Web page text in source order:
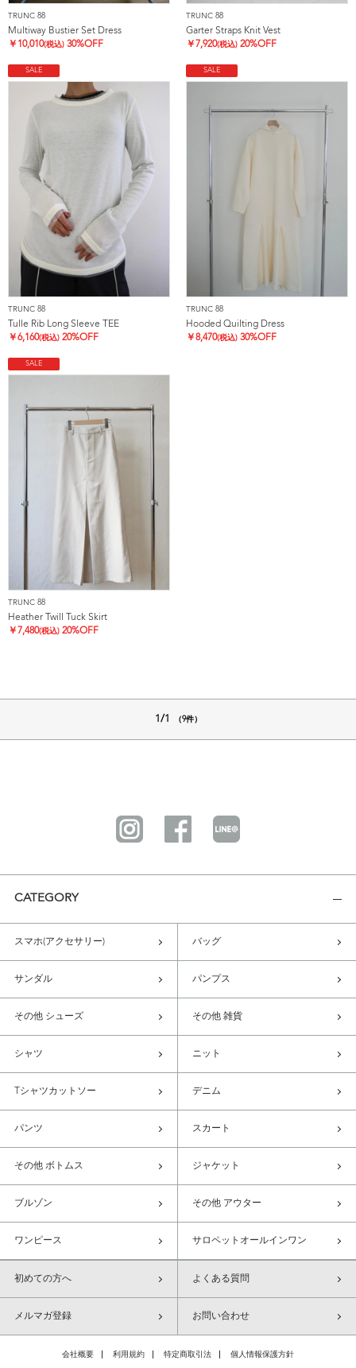
TRUNC 88
Multiway Bustier Set Dress
￥ 10,010(税込) 30%OFF
TRUNC 88
Garter Straps Knit Vest
￥ 7,920(税込) 20%OFF
SALE
TRUNC 88
Tulle Rib Long Sleeve TEE
￥6,160(税込) 20%OFF
SALE
TRUNC 88
Hooded Quilting Dress
￥8,470(税込) 30%OFF
SALE
TRUNC 88
Heather Twill Tuck Skirt
￥ 7,480(税込) 20%OFF
1/1 （9件）
CATEGORY
スマホ(アクセサリー) バッグ
サンダル パンプス
その他 シューズ その他 雑貨
シャツ ニット
Tシャツカットソー デニム
パンツ スカート
その他 ボトムス ジャケット
ブルゾン その他 アウター
ワンピース サロペットオールインワン
初めての方へ よくある質問
メルマガ登録 お問い合わせ
会社概要 利用規約 特定商取引法 個人情報保護方針